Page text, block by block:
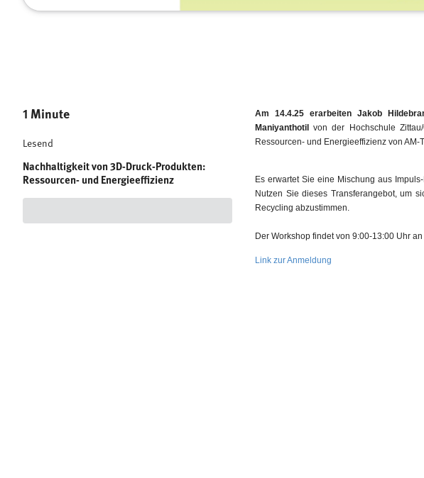
1 Minute
Lesend
Nachhaltigkeit von 3D-Druck-Produkten:
Ressourcen- und Energieeffizienz
Am 14.4.25 erarbeiten Jakob
Maniyanthotil von der Hochschule
Ressourcen- und Energieeffizienz von AM-
Es erwartet Sie eine Mischung aus
Nutzen Sie dieses Transferangebot, um
Recycling abzustimmen.
Der Workshop findet von 9:00-13:00 Uhr
Link zur Anmeldung